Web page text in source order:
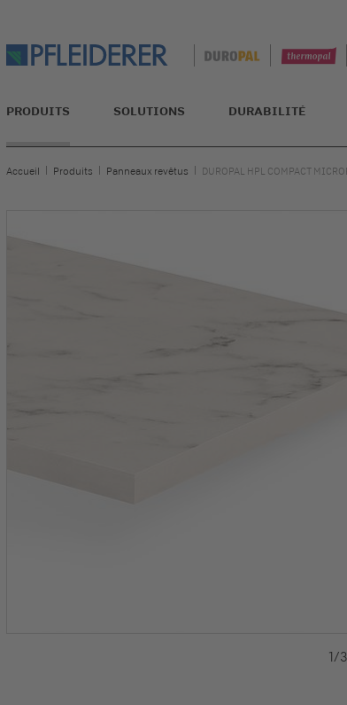
PRODUITS SOLUTIONS DURABILITÉ
Accueil Produits Panneaux revêtus DUROPAL HPL COMPACT
1/3